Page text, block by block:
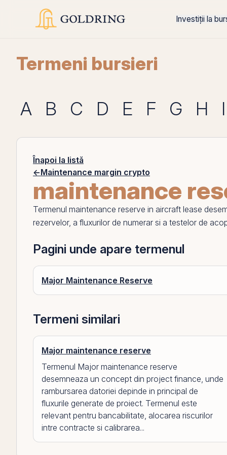
Investiții la
Termeni bursieri
A B C D E F G H I
Înapoi la listă
←Maintenance margin crypto
maintenance
Termenul maintenance reserve in aircraft lease
rezervelor, a fluxurilor de numerar si a testelor de
Pagini unde apare termenul
Major Maintenance Reserve
Termeni similari
Major maintenance reserve
Termenul Major maintenance reserve
desemneaza un concept din project finance, unde
rambursarea datoriei depinde in principal de
fluxurile generate de proiect. Termenul este
relevant pentru bancabilitate, alocarea riscurilor
intre contracte si calibrarea...